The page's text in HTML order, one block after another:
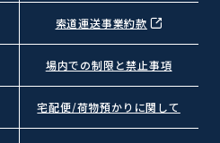
索道運送事業約款
場内での制限と禁止事項
宅配便/荷物預かりに関して